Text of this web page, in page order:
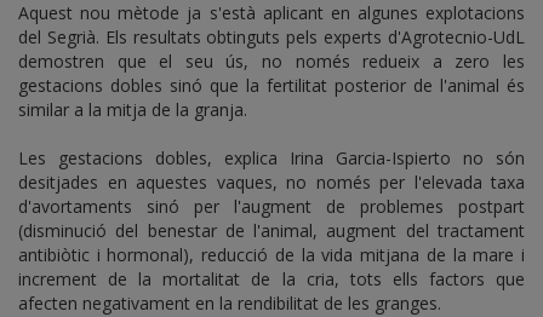
Aquest nou mètode ja s'està aplicant en algunes explotacions
del Segrià. Els resultats obtinguts pels experts d'Agrotecnio-UdL
demostren que el seu ús, no només redueix a zero les
gestacions dobles sinó que la fertilitat posterior de l'animal és
similar a la mitja de la granja.
Les gestacions dobles, explica Irina Garcia-Ispierto no són
desitjades en aquestes vaques, no només per l'elevada taxa
d'avortaments sinó per l'augment de problemes postpart
(disminució del benestar de l'animal, augment del tractament
antibiòtic i hormonal), reducció de la vida mitjana de la mare i
increment de la mortalitat de la cria, tots ells factors que
afecten negativament en la rendibilitat de les granges.